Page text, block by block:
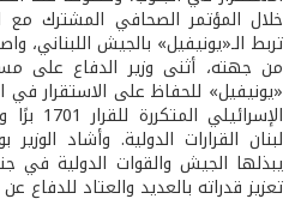
خلال المؤتمر الصحافي المشترك مع
تربط الـ«يونيفيل» بالجيش اللبناني،
من جهته، أثنى وزير الدفاع على
«يونيفيل» للحفاظ على الاستقرار في
لبنان القرارات الدولية. وأشاد
يبذلها الجيش والقوات الدولية في
تعزيز قدراته بالعديد والعتاد للدفاع